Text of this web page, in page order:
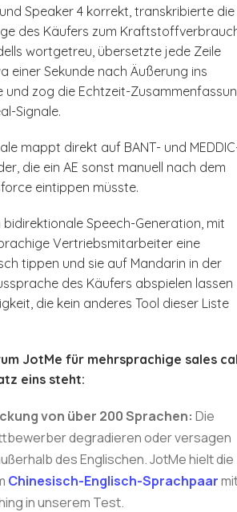
Speaker 4 korrekt, transkribierte die
des Käufers zum
wortgetreu, übersetzte jede Zeile
einer Sekunde nach Äußerung ins
und zog die Echtzeit-
Signale.
mappt direkt auf BANT- und
die ein AE sonst manuell nach dem
eintippen müsste.
Speech-Generation, mit
Vertriebsmitarbeiter eine
tippen und sie auf Mandarin in der
des Käufers abspielen lassen
die kein anderes Tool dieser Liste
JotMe für mehrsprachige sales
eins steht:
von über 200 Sprachen: Die
degradieren oder versagen
des Englischen. JotMe hielt die
Chinesisch-Englisch-Sprachpaar
in unserem Test.